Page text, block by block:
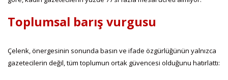
Toplumsal barış vurgusu
Çelenk, önergesinin sonunda basın ve ifade özgürlüğünün yalnızca
gazetecilerin değil, tüm toplumun ortak güvencesi olduğunu hatırlattı: